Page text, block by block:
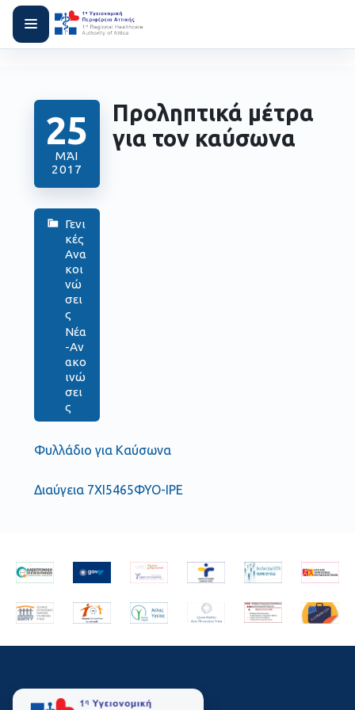
25
ΜΆΙ
2017
Γενι
κές
Ανα
κοι
νώ
σει
ς
Νέα
-Αν
ακο
ινώ
σει
ς
Προληπτικά μέτρα
για τον καύσωνα
Φυλλάδιο για Καύσωνα
Διαύγεια 7ΧΙ5465ΦΥΟ-ΙΡΕ